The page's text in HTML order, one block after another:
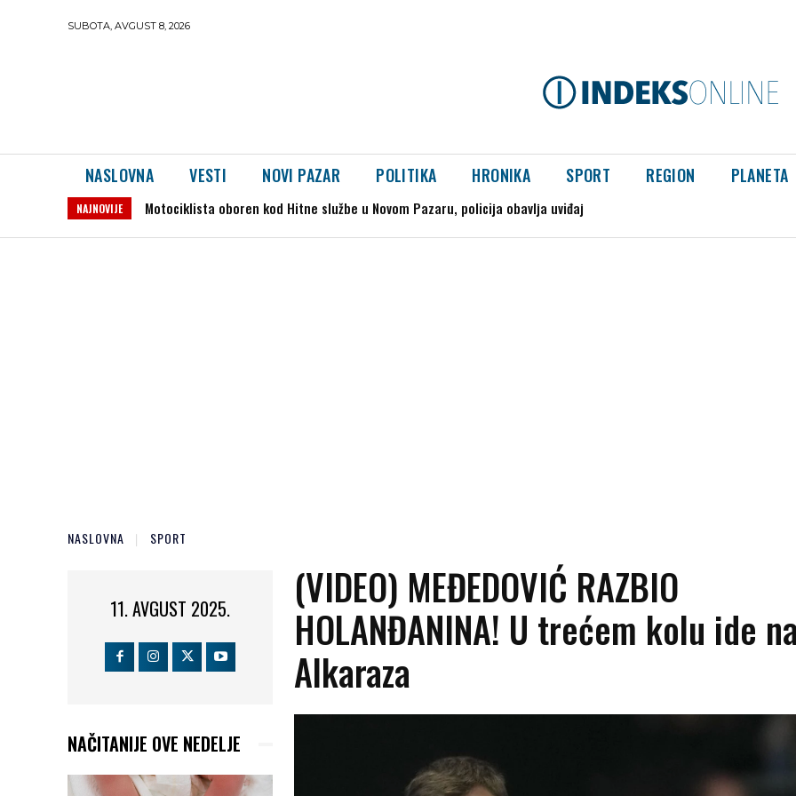
SUBOTA, AVGUST 8, 2026
NASLOVNA VESTI NOVI PAZAR POLITIKA HRONIKA SPORT REGION PLANETA
NAJNOVIJE Motociklista oboren kod Hitne službe u Novom Pazaru, policija obavlja uviđaj
Dron preleteo iz Rumunije u Bugarsku i eksplodirao kod gasovoda
NASLOVNA SPORT
11. AVGUST 2025.
NAČITANIJE OVE NEDELJE
(VIDEO) MEĐEDOVIĆ RAZBIO
HOLANĐANINA! U trećem kolu ide
Alkaraza